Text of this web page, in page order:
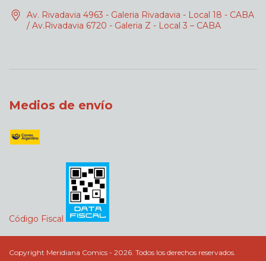
Av. Rivadavia 4963 - Galeria Rivadavia - Local 18 - CABA
/ Av.Rivadavia 6720 - Galeria Z - Local 3 – CABA
Medios de envío
Código Fiscal
Copyright Meridiana Comics - 2026. Todos los derechos reservados.